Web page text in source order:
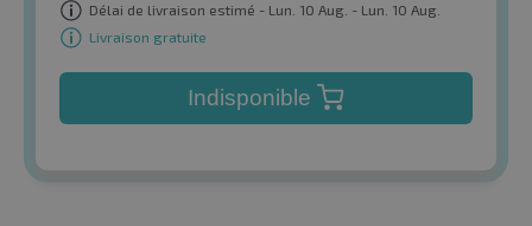
Délai de livraison estimé - Lun. 10 Aug. - Lun. 10 Aug.
Livraison gratuite
Indisponible